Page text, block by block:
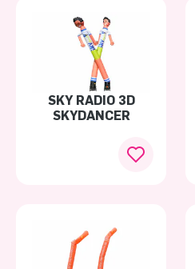
SKY RADIO 3D
SKYDANCER